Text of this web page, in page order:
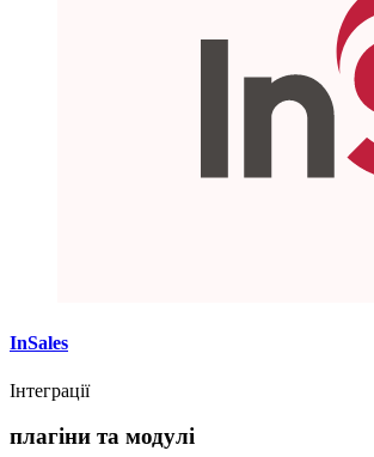
InSales
Інтеграції
плагіни та модулі